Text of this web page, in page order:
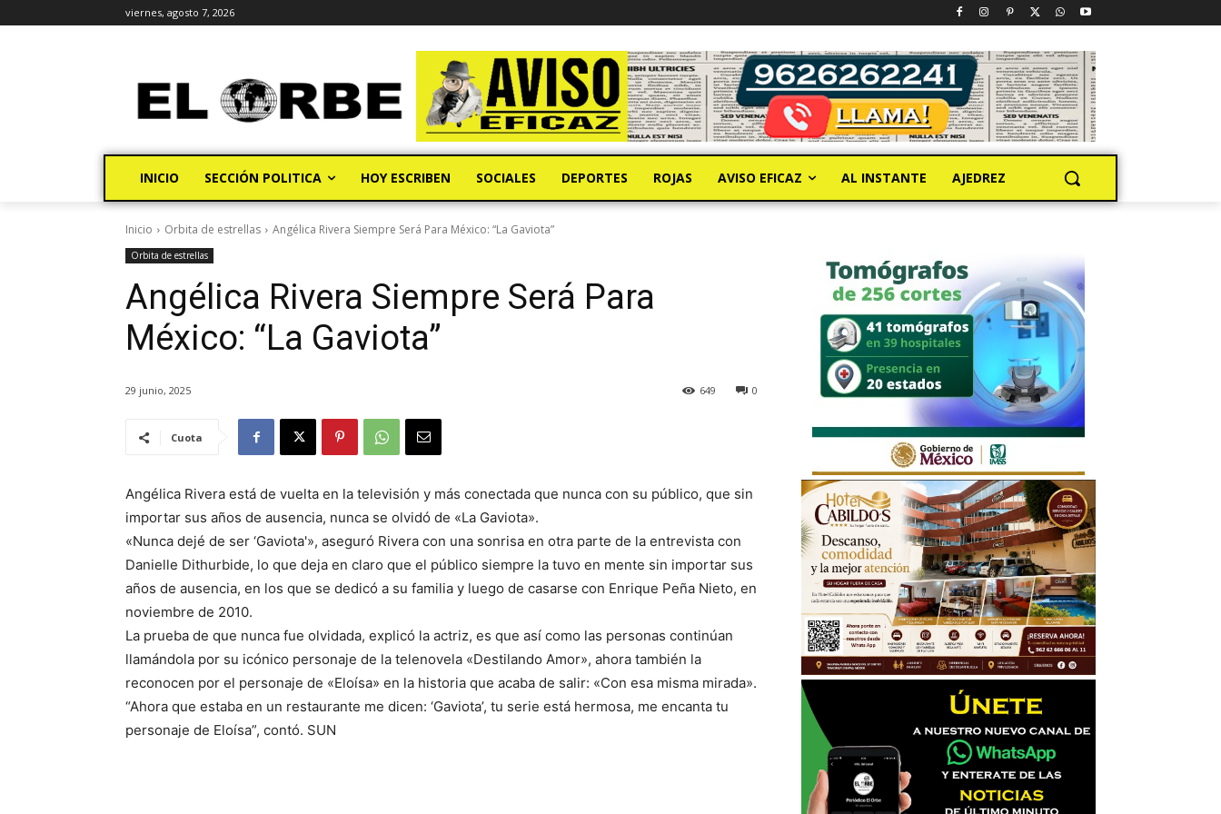
viernes, agosto 7, 2026
INICIO SECCIÓN POLITICA HOY ESCRIBEN SOCIALES DEPORTES ROJAS AVISO EFICAZ AL INSTANTE AJEDREZ
Inicio Orbita de estrellas Angélica Rivera Siempre Será Para México: “La Gaviota”
Orbita de estrellas
Angélica Rivera Siempre Será Para
México: “La Gaviota”
29 junio, 2025 0
649
Cuota
Angélica Rivera está de vuelta en la televisión y más conectada que nunca con su público, que sin
importar sus años de ausencia, nunca se olvidó de «La Gaviota».
«Nunca dejé de ser ‘Gaviota'», aseguró Rivera con una sonrisa en otra parte de la entrevista con
Danielle Dithurbide, lo que deja en claro que el público siempre la tuvo en mente sin importar sus
años de ausencia, en los que se dedicó a su familia y luego de casarse con Enrique Peña Nieto, en
noviembre de 2010.
La prueba de que nunca fue olvidada, explicó la actriz, es que así como las personas continúan
llamándola por su icónico personaje de la telenovela «Destilando Amor», ahora también la
reconocen por el personaje de «Eloísa» en la historia que acaba de salir: «Con esa misma mirada».
“Ahora que estaba en un restaurante me dicen: ‘Gaviota’, tu serie está hermosa, me encanta tu
personaje de Eloísa”, contó. SUN